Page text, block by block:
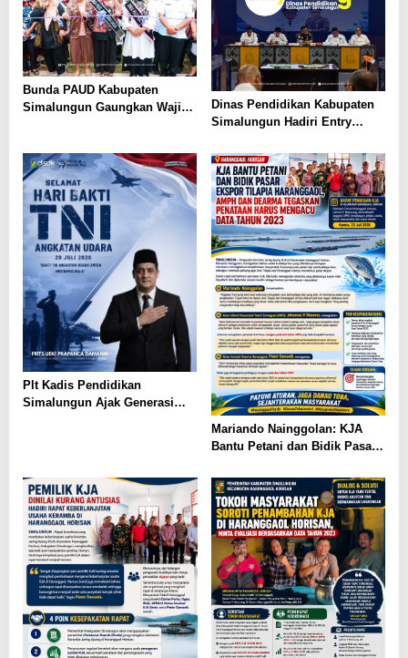
Bunda PAUD Kabupaten
Simalungun Gaungkan Wajib
Emas
Dinas Pendidikan Kabupaten
Simalungun Hadiri Entry
Simalungun, Perkuat Sinergi
dan Tata Kelola Pemerintahan
Plt Kadis Pendidikan
Simalungun Ajak Generasi
Mariando Nainggolan: KJA
Bantu Petani dan Bidik Pasar
AMPH dan Dearma Tegaskan
Penataan Harus Mengacu Data
2023